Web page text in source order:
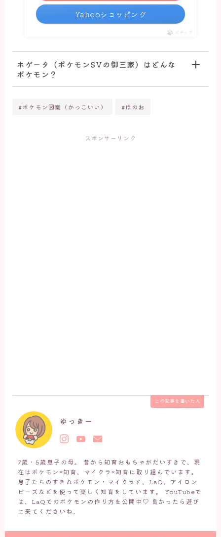
Yahooショッピング
ポチップ
ホゲータ（ポケモンSVの御三家）はどんな
ポケモン？
#ポケモン図案（かっこいい） #ほのお
スポンサーリンク
この記事を書いた人
ゆっきー
7歳・5歳息子の母。 昔から知育おもちゃがだいすきで、現
在はポケモン×知育、マイクラ×知育に取り組んでいます。
息子たちのすきなポケモン・マイクラと、LaQ、アイロン
ビーズなどを使って楽しく知育をしています。 YouTubeで
は、LaQでのポケモンの作り方を公開中♡ 良かったら遊び
に来てくださいね。